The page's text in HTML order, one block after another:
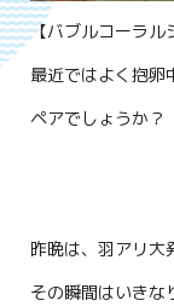
【バブルコーラル
最近ではよく抱卵
ペアでしょうか？
昨晩は、羽アリ大
その瞬間はいきな